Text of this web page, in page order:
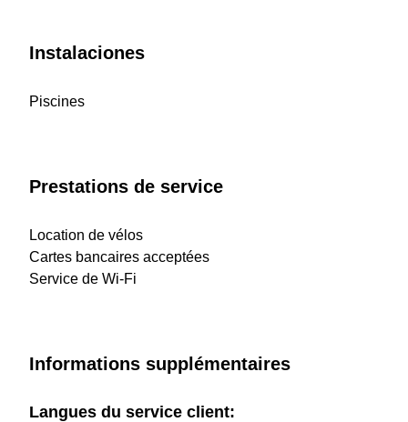
Instalaciones
Piscines
Prestations de service
Location de vélos
Cartes bancaires acceptées
Service de Wi-Fi
Informations supplémentaires
Langues du service client: